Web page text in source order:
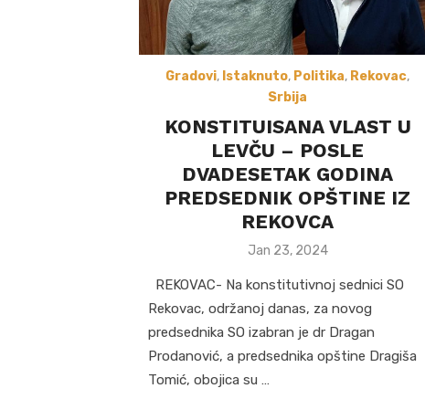
Gradovi, Istaknuto, Politika, Rekovac,
Srbija
KONSTITUISANA VLAST U
LEVČU – POSLE
DVADESETAK GODINA
PREDSEDNIK OPŠTINE IZ
REKOVCA
Posted
Jan 23, 2024
REKOVAC- Na konstitutivnoj sednici SO
Rekovac, održanoj danas, za novog
predsednika SO izabran je dr Dragan
Prodanović, a predsednika opštine Dragiša
Tomić, obojica su …